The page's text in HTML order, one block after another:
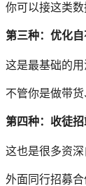
你可以接这类
第三种：优化
这是最基础的
不管你是做带
第四种：收徒
这也是很多资
外面同行招募合